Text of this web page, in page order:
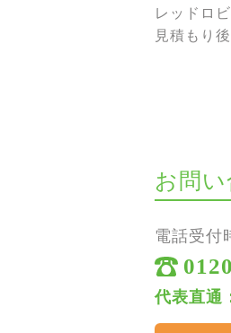
レッドロ
見積もり
お問
電話受付
代表直通